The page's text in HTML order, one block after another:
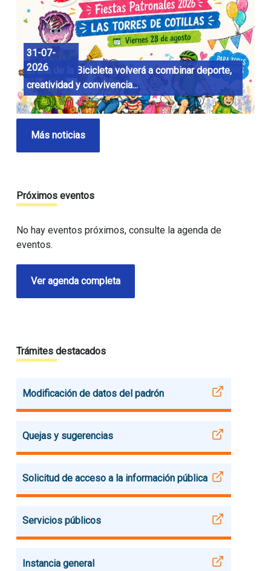
El Día de la Bicicleta volverá a combinar deporte,
creatividad y convivencia...
31-07-
2026
Más noticias
Próximos eventos
No hay eventos próximos, consulte la agenda de
eventos.
Ver agenda completa
Trámites destacados
Modificación de datos del padrón
Quejas y sugerencias
Solicitud de acceso a la información pública
Servicios públicos
Instancia general